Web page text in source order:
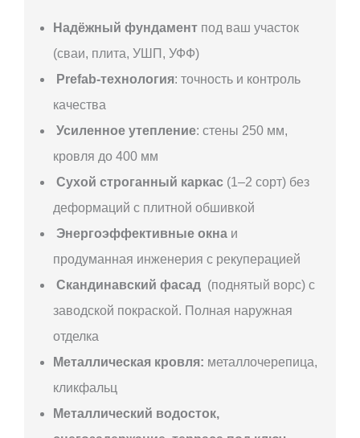
Надёжный фундамент под ваш участок
(сваи, плита, УШП, УФФ)
Prefab-технология: точность и контроль
качества
Усиленное утепление: стены 250 мм,
кровля до 400 мм
Сухой строганный каркас (1–2 сорт) без
деформаций с плитной обшивкой
Энергоэффективные окна и
продуманная инженерия с рекуперацией
Скандинавский фасад (поднятый ворс) с
заводской покраской. Полная наружная
отделка
Металлическая кровля: металлочерепица,
кликфальц
Металлический водосток,